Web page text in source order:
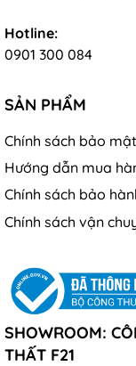
Hotline:
0901 300 084
SẢN PHẨM
Chính sách bảo mật
Hướng dẫn mua
Chính sách bảo
Chính sách vận
SHOWROOM:
THẤT F21